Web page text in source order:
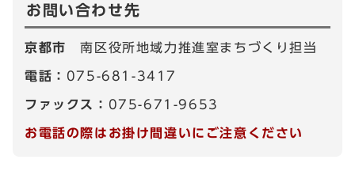
お問い合わせ先
京都市南区役所地域力推進室まちづくり担当
電話： 075-681-3417
ファックス： 075-671-9653
お電話の際はお掛け間違いにご注意ください